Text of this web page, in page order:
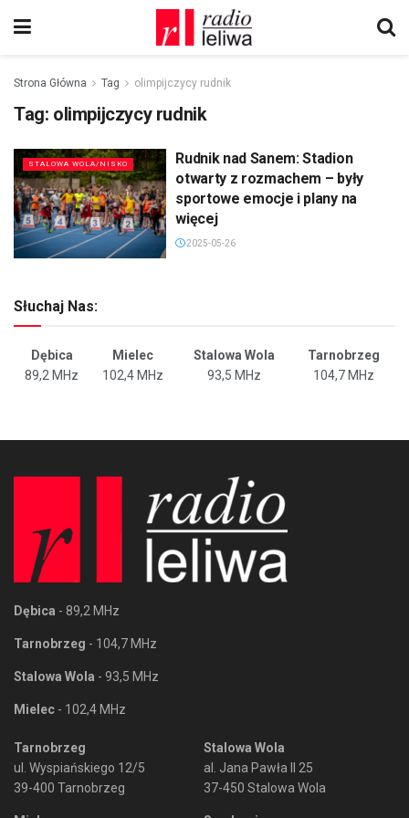
Strona Główna Tag olimpijczycy rudnik
Tag: olimpijczycy rudnik
STALOWA WOLA/NISKO
Rudnik nad Sanem: Stadion
otwarty z rozmachem – były
sportowe emocje i plany na
więcej
2025-05-26
Słuchaj Nas:
Dębica Mielec Stalowa Wola
Tarnobrzeg
89,2 MHz
102,4 MHz 93,5 MHz 104,7 MHz
Dębica - 89,2 MHz
Tarnobrzeg - 104,7 MHz
Stalowa Wola - 93,5 MHz
Mielec - 102,4 MHz
Tarnobrzeg
ul. Wyspiańskiego 12/5
39-400 Tarnobrzeg
Stalowa Wola
al. Jana Pawła II 25
37-450 Stalowa Wola